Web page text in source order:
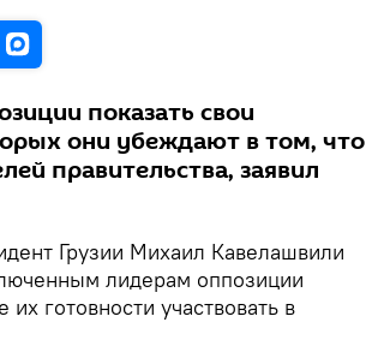
показать свои
они убеждают в том, что
правительства, заявил
Грузии Михаил Кавелашвили
лидерам оппозиции
готовности участвовать в